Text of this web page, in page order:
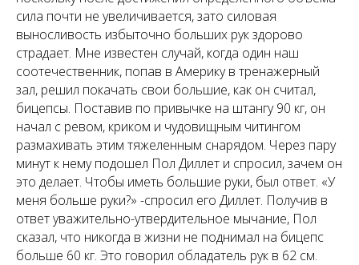
сила почти не увеличивается, зато силовая
выносливость избыточно больших рук здорово
страдает. Мне известен случай, когда один наш
соотечественник, попав в Америку в тренажерный
зал, решил покачать свои большие, как он считал,
бицепсы. Поставив по привычке на штангу 90 кг, он
начал с ревом, криком и чудовищным читингом
размахивать этим тяжеленным снарядом. Через пару
минут к нему подошел Пол Диллет и спросил, зачем он
это делает. Чтобы иметь большие руки, был ответ. «У
меня больше руки?» -спросил его Диллет. Получив в
ответ уважительно-утвердительное мычание, Пол
сказал, что никогда в жизни не поднимал на бицепс
больше 60 кг. Это говорил обладатель рук в 62 см.